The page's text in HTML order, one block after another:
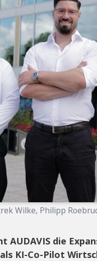
Wilke, Philipp
die
KI-Co-Pilot